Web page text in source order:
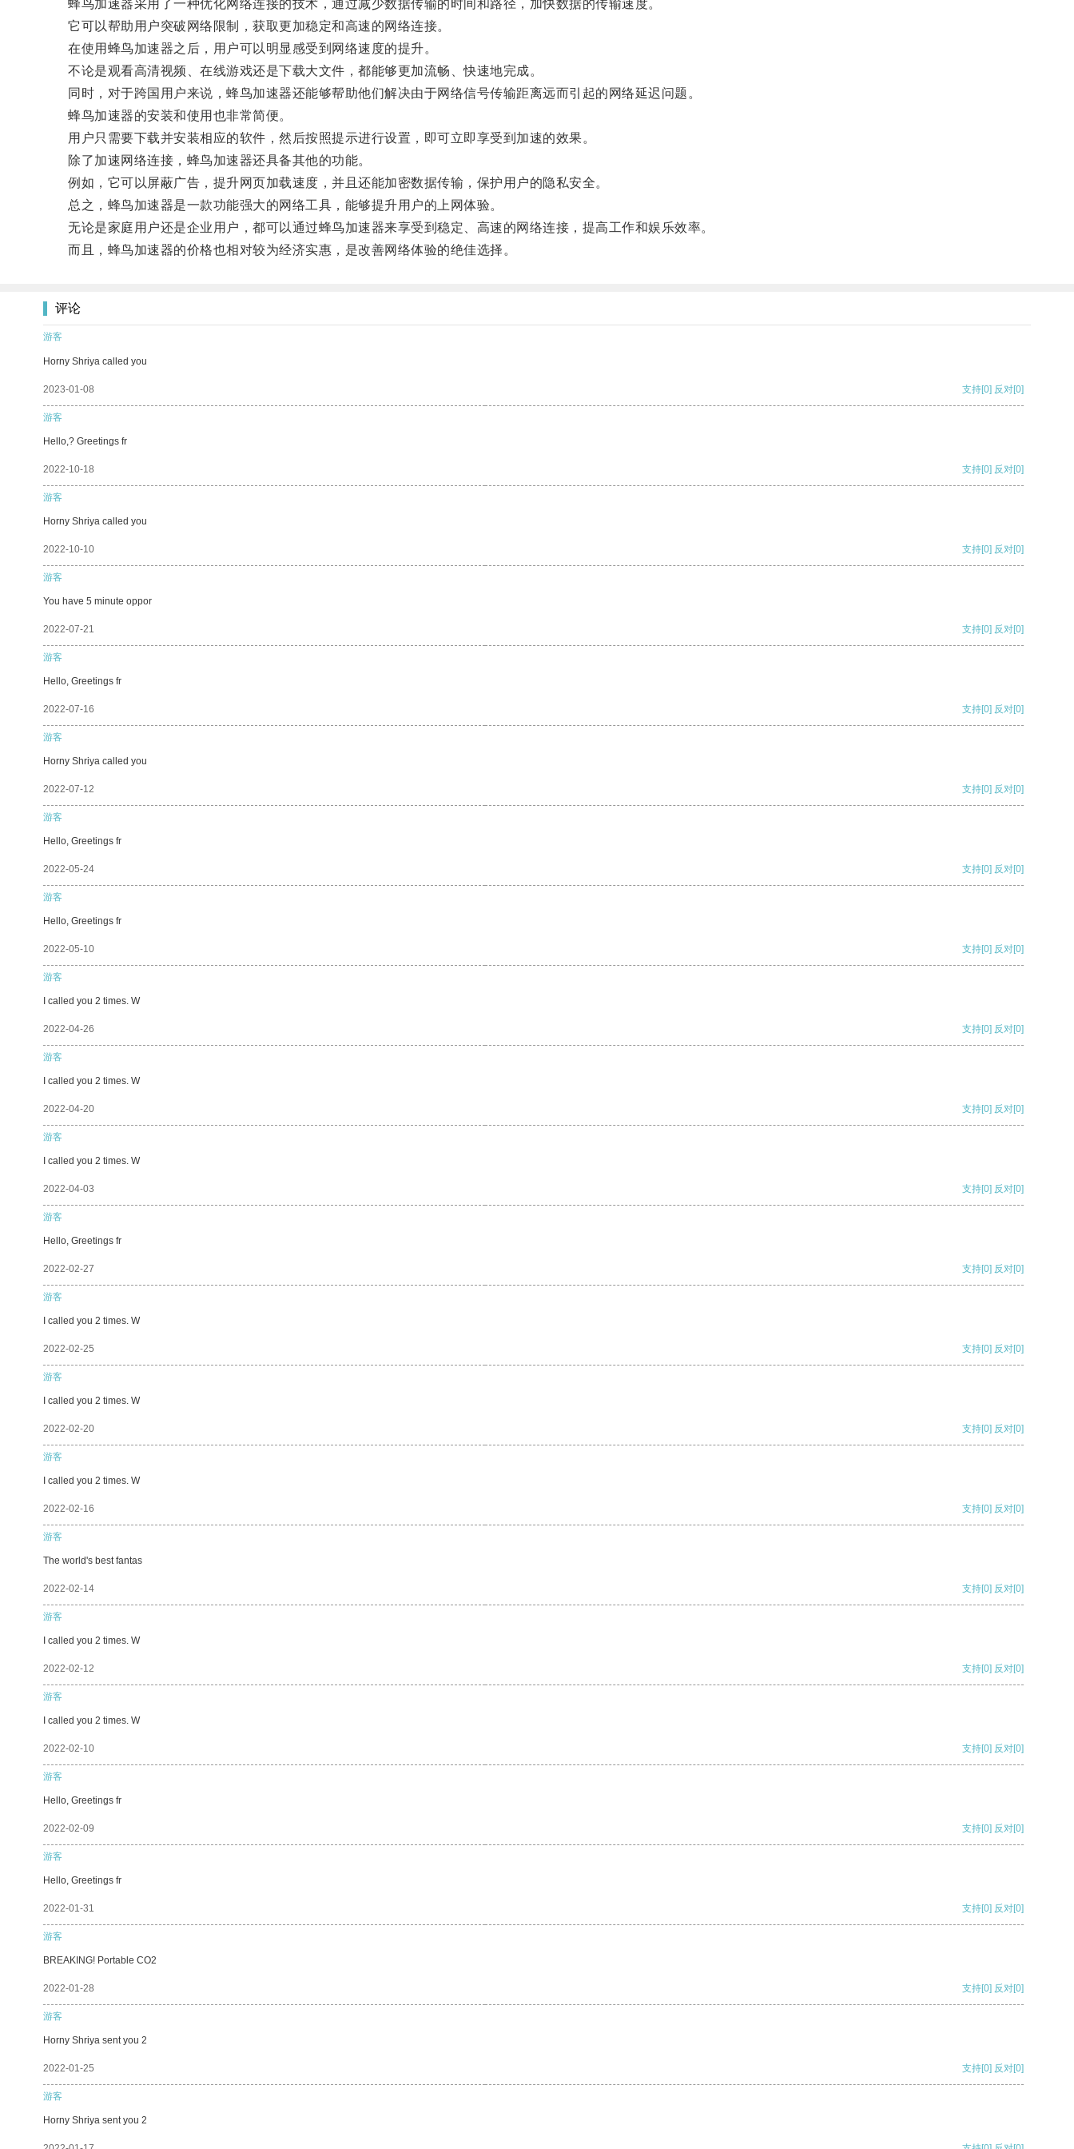
蜂鸟加速器采用了一种优化网络连接的技术，通过减少数据传输的时间和路径，加快数据的传输速度。
它可以帮助用户突破网络限制，获取更加稳定和高速的网络连接。
在使用蜂鸟加速器之后，用户可以明显感受到网络速度的提升。
不论是观看高清视频、在线游戏还是下载大文件，都能够更加流畅、快速地完成。
同时，对于跨国用户来说，蜂鸟加速器还能够帮助他们解决由于网络信号传输距离远而引起的网络延迟问题。
蜂鸟加速器的安装和使用也非常简便。
用户只需要下载并安装相应的软件，然后按照提示进行设置，即可立即享受到加速的效果。
除了加速网络连接，蜂鸟加速器还具备其他的功能。
例如，它可以屏蔽广告，提升网页加载速度，并且还能加密数据传输，保护用户的隐私安全。
总之，蜂鸟加速器是一款功能强大的网络工具，能够提升用户的上网体验。
无论是家庭用户还是企业用户，都可以通过蜂鸟加速器来享受到稳定、高速的网络连接，提高工作和娱乐效率。
而且，蜂鸟加速器的价格也相对较为经济实惠，是改善网络体验的绝佳选择。
评论
游客
Horny Shriya called you
2023-01-08 支持[0] 反对[0]
游客
Hello,? Greetings fr
2022-10-18 支持[0] 反对[0]
游客
Horny Shriya called you
2022-10-10 支持[0] 反对[0]
游客
You have 5 minute oppor
2022-07-21 支持[0] 反对[0]
游客
Hello, Greetings fr
2022-07-16 支持[0] 反对[0]
游客
Horny Shriya called you
2022-07-12 支持[0] 反对[0]
游客
Hello, Greetings fr
2022-05-24 支持[0] 反对[0]
游客
Hello, Greetings fr
2022-05-10 支持[0] 反对[0]
游客
I called you 2 times. W
2022-04-26 支持[0] 反对[0]
游客
I called you 2 times. W
2022-04-20 支持[0] 反对[0]
游客
I called you 2 times. W
2022-04-03 支持[0] 反对[0]
游客
Hello, Greetings fr
2022-02-27 支持[0] 反对[0]
游客
I called you 2 times. W
2022-02-25 支持[0] 反对[0]
游客
I called you 2 times. W
2022-02-20 支持[0] 反对[0]
游客
I called you 2 times. W
2022-02-16 支持[0] 反对[0]
游客
The world's best fantas
2022-02-14 支持[0] 反对[0]
游客
I called you 2 times. W
2022-02-12 支持[0] 反对[0]
游客
I called you 2 times. W
2022-02-10 支持[0] 反对[0]
游客
Hello, Greetings fr
2022-02-09 支持[0] 反对[0]
游客
Hello, Greetings fr
2022-01-31 支持[0] 反对[0]
游客
BREAKING! Portable CO2
2022-01-28 支持[0] 反对[0]
游客
Horny Shriya sent you 2
2022-01-25 支持[0] 反对[0]
游客
Horny Shriya sent you 2